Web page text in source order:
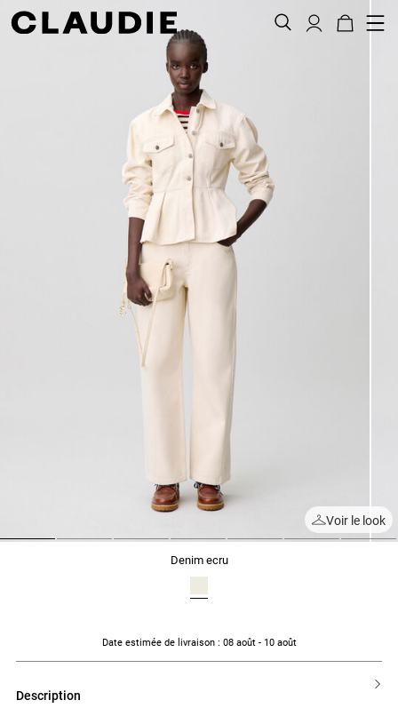
Voir le look
denim ecru
Date estimée de livraison: 08 août - 10 août
description